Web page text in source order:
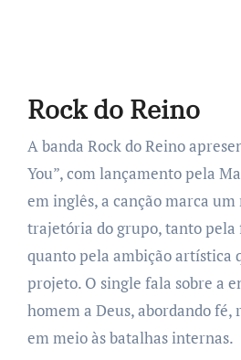
Rock do Reino
A banda Rock do Reino
You”, com lançamento pela
em inglês, a canção marca
trajetória do grupo, tanto pela
quanto pela ambição artística
projeto. O single fala sobre a
homem a Deus, abordando fé,
em meio às batalhas internas.